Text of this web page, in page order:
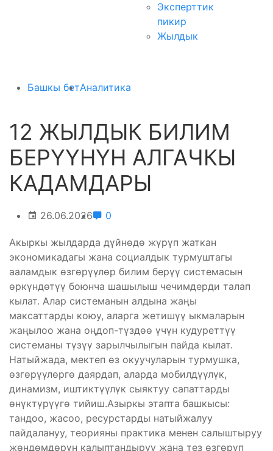
Эксперттик
пикир
Жылдык
Башкы бетАналитика
12 ЖЫЛДЫК БИЛИМ
БЕРҮҮНҮН АЛГАЧКЫ
КАДАМДАРЫ
26.06.2026 0
Акыркы жылдарда дүйнөдө жүрүп жаткан
экономикадагы жана социалдык турмуштагы
ааламдык өзгөрүүлөр билим берүү системасын
өркүндөтүү боюнча шашылыш чечимдерди талап
кылат. Алар системанын алдына жаңы
максаттарды коюу, аларга жетишүү ыкмаларын
жаңылоо жана оңдоп-түздөө үчүн кудуреттүү
системаны түзүү зарылчылыгын пайда кылат.
Натыйжада, мектеп өз окуучуларын турмушка,
өзгөрүүлөргө даярдап, аларда мобилдүүлүк,
динамизм, иштиктүүлүк сыяктуу сапаттарды
өнүктүрүүгө тийиш.Азыркы этапта башкысы:
тандоо, жасоо, ресурстарды натыйжалуу
пайдалануу, теорияны практика менен салыштыруу
жөндөмдөрүн калыптандыруу жана тез өзгөрүп